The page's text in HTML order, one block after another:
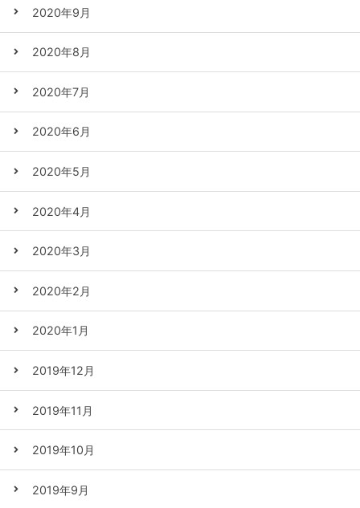
2020年9月
2020年8月
2020年7月
2020年6月
2020年5月
2020年4月
2020年3月
2020年2月
2020年1月
2019年12月
2019年11月
2019年10月
2019年9月